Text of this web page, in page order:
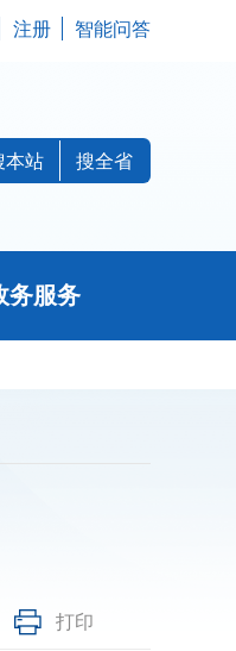
注册 智能问答
搜全省
务服务
打印